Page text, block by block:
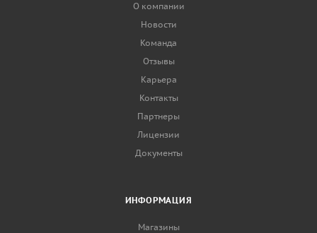
О компании
Новости
Команда
Отзывы
Карьера
Контакты
Партнеры
Лицензии
Документы
ИНФОРМАЦИЯ
Магазины